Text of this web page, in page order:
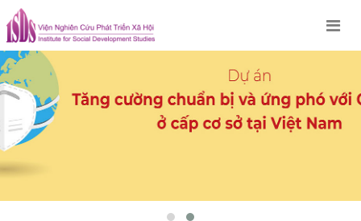
Skip
to
content